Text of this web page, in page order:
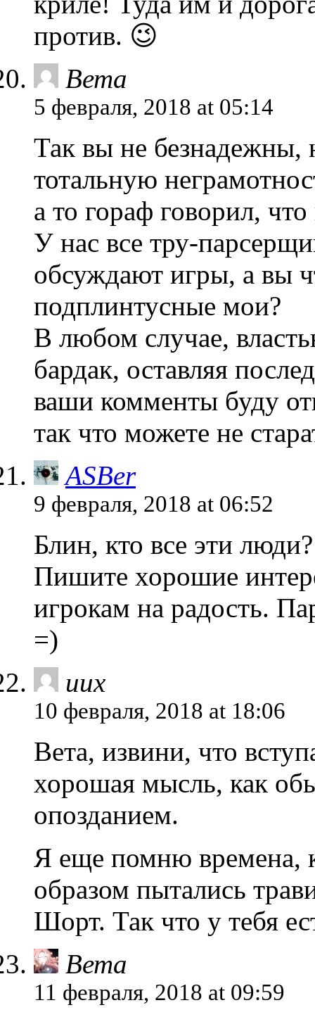
против. 😉
Вета
5 февраля, 2018 at 05:14
Так вы не безнадежны,
тотальную
а то гораф говорил,
У нас все тру-
обсуждают игры, а вы
подплинтусные мои?
В любом случае,
бардак, оставляя
ваши комменты буду
так что можете не
ASBer
9 февраля, 2018 at 06:52
Блин, кто все эти люди?
Пишите хорошие
игрокам на радость.
=)
uux
10 февраля, 2018 at 18:06
Вета, извини, что
хорошая мысль, как
опозданием.
Я еще помню времена,
образом пытались
Шорт. Так что у тебя
Вета
11 февраля, 2018 at 09:59